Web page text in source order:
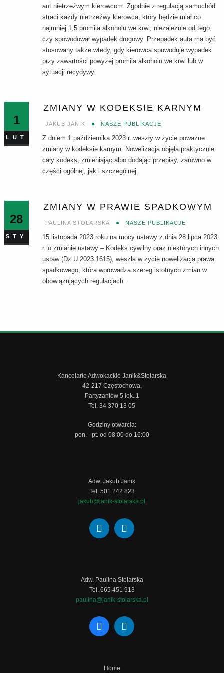
aut nietrzeźwym kierowcom. Zgodnie z regulacją samochód
straci każdy nietrzeźwy kierowca, który będzie miał co
najmniej 1,5 promila alkoholu we krwi, niezależnie od tego,
czy spowodował wypadek drogowy. Przepadek auta ma być
stosowany także wtedy, gdy kierowca spowoduje wypadek
przy zawartości powyżej promila alkoholu we krwi lub w
sytuacji recydywy.
1
LUT
ZMIANY W KODEKSIE KARNYM
JAKUB JANIK NASZE PUBLIKACJE
Z dniem 1 października 2023 r. weszły w życie poważne
zmiany w kodeksie karnym. Nowelizacja objęła praktycznie
cały kodeks, zmieniając albo dodając przepisy, zarówno w
części ogólnej, jak i szczególnej.
28
STY
ZMIANY W PRAWIE SPADKOWYM
PAULINA STOLARSKA NASZE PUBLIKACJE
15 listopada 2023 roku na mocy ustawy z dnia 28 lipca 2023
r. o zmianie ustawy – Kodeks cywilny oraz niektórych innych
ustaw (Dz.U.2023.1615), weszła w życie nowelizacja prawa
spadkowego, która wprowadza szereg istotnych zmian w
obowiązujących regulacjach.
Kancelarie Adwokackie Janik&Stolarska
42-217 Częstochowa,
Partyzantów 5 lok. 1
Tel. 34 370 13 05
Godziny otwarcia:
pon. - pt. od 08:00 do 16:00
Adw. Jakub Janik
Tel. 501 242 823
jakub@janik-stolarska.pl
Adw. Paulina Stolarska
Tel. 665 451 913
paulina@janik-stolarska.pl
Home